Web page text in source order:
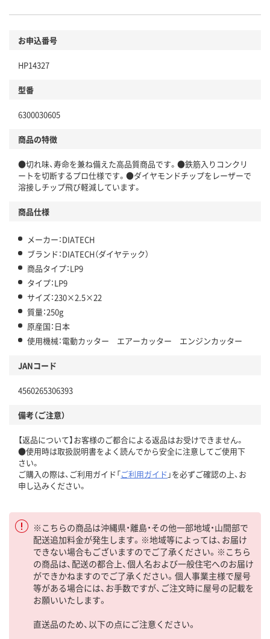
お申込番号
HP14327
型番
6300030605
商品の特徴
●切れ味、寿命を兼ね備えた高品質商品です。●鉄筋入りコンクリ
ートを切断するプロ仕様です。●ダイヤモンドチップをレーザーで
溶接しチップ飛び軽減しています。
商品仕様
メーカー：DIATECH
ブランド：DIATECH（ダイヤテック）
商品タイプ：LP9
タイプ：LP9
サイズ：230×2.5×22
質量：250g
原産国：日本
使用機械：電動カッター エアーカッター エンジンカッター
JANコード
4560265306393
備考（ご注意）
【返品について】お客様のご都合による返品はお受けできません。
●使用時は取扱説明書をよく読んでから安全に注意してご使用下
さい。
ご購入の際は、ご利用ガイド「ご利用ガイド 」を必ずご確認の上、お
申し込みください。
※こちらの商品は沖縄県・離島・その他一部地域・山間部で
配送追加料金が発生します。※地域等によっては、お届け
できない場合もございますのでご了承ください。※こちら
の商品は、配送の都合上、個人名および一般住宅へのお届け
ができかねますのでご了承ください。個人事業主様で屋号
等がある場合には、お手数ですが、ご注文時に屋号の記載を
お願いいたします。
直送品のため、以下の点にご注意ください。